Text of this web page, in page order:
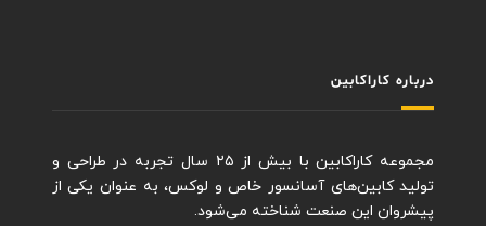
درباره کاراکابین
مجموعه کاراکابین با بیش از ۲۵ سال تجربه در طراحی و
تولید کابین‌های آسانسور خاص و لوکس، به عنوان یکی از
پیشروان این صنعت شناخته می‌شود.